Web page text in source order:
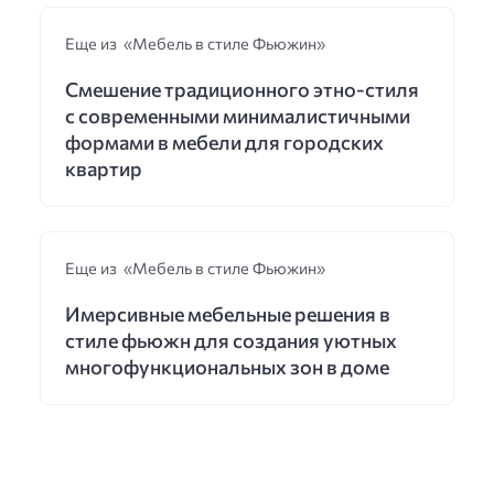
Еще из «Мебель в стиле Фьюжин»
Смешение традиционного этно-стиля
с современными минималистичными
формами в мебели для городских
квартир
Еще из «Мебель в стиле Фьюжин»
Имерсивные мебельные решения в
стиле фьюжн для создания уютных
многофункциональных зон в доме